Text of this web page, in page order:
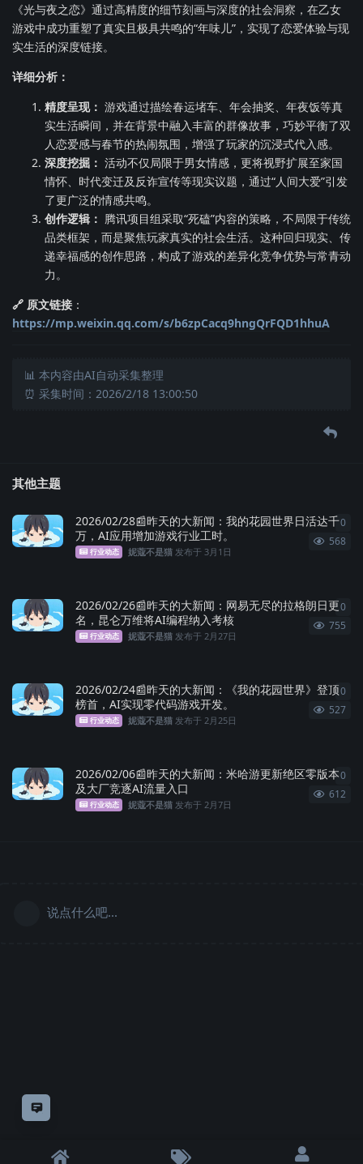
意见反馈
《光与夜之恋》通过高精度的细节刻画与深度的社会洞察，在乙女
游戏中成功重塑了真实且极具共鸣的“年味儿”，实现了恋爱体验与现
实生活的深度链接。
详细分析：
精度呈现： 游戏通过描绘春运堵车、年会抽奖、年夜饭等真
实生活瞬间，并在背景中融入丰富的群像故事，巧妙平衡了双
人恋爱感与春节的热闹氛围，增强了玩家的沉浸式代入感。
深度挖掘： 活动不仅局限于男女情感，更将视野扩展至家国
情怀、时代变迁及反诈宣传等现实议题，通过“人间大爱”引发
了更广泛的情感共鸣。
创作逻辑： 腾讯项目组采取“死磕”内容的策略，不局限于传统
品类框架，而是聚焦玩家真实的社会生活。这种回归现实、传
递幸福感的创作思路，构成了游戏的差异化竞争优势与常青动
力。
🔗 原文链接 ：
https://mp.weixin.qq.com/s/b6zpCacq9hngQrFQD1hhuA
📊 本内容由AI自动采集整理
⏰ 采集时间：2026/2/18 13:00:50
其他主题
2026/02/28📰昨天的大新闻：我的花园世界日活达千
万，AI应用增加游戏行业工时。
行业动态 妮蔻不是猫 发布于 3月1日
568
0
2026/02/26📰昨天的大新闻：网易无尽的拉格朗日更
名，昆仑万维将AI编程纳入考核
行业动态 妮蔻不是猫 发布于 2月27日
755
0
2026/02/24📰昨天的大新闻：《我的花园世界》登顶
榜首，AI实现零代码游戏开发。
行业动态 妮蔻不是猫 发布于 2月25日
527
0
2026/02/06📰昨天的大新闻：米哈游更新绝区零版本
及大厂竞逐AI流量入口
行业动态 妮蔻不是猫 发布于 2月7日
612
0
说点什么吧...